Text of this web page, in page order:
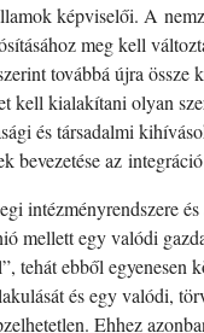
képviselői. A
meg kell
továbbá újra
kell kialakítani olyan
és társadalmi
az
intézményrendszere
mellett egy valódi
ebből egyenesen
és egy valódi,
Ehhez